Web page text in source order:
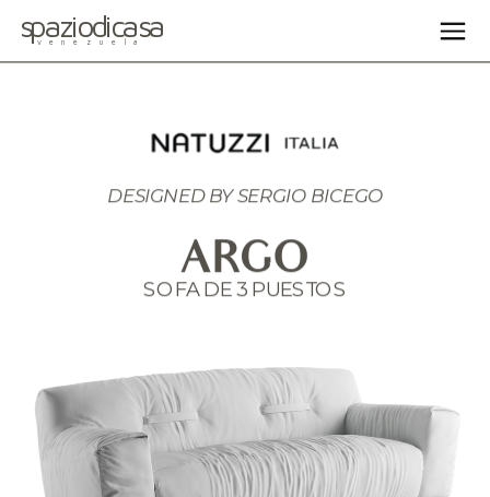
DESIGNED BY SERGIO BICEGO
ARGO
SOFA DE 3 PUESTOS
spaziodicasa
venezuela